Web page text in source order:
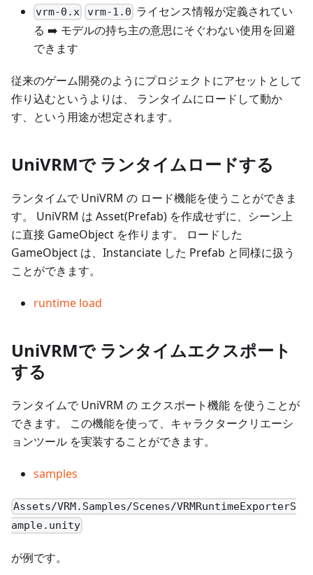
vrm-0.x vrm-1.0 ライセンス情報が定義されてい
る ➡️ モデルの持ち主の意思にそぐわない使用を回避
できます
従来のゲーム開発のようにプロジェクトにアセットとして
作り込むというよりは、 ランタイムにロードして動か
す、という用途が想定されます。
UniVRMで ランタイムロードする
ランタイムで UniVRM の ロード機能を使うことができま
す。 UniVRM は Asset(Prefab) を作成せずに、シーン上
に直接 GameObject を作ります。 ロードした
GameObject は、Instanciate した Prefab と同様に扱う
ことができます。
runtime load
UniVRMで ランタイムエクスポート
する
ランタイムで UniVRM の エクスポート機能 を使うことが
できます。 この機能を使って、キャラクタークリエーシ
ョンツール を実装することができます。
samples
Assets/VRM.Samples/Scenes/VRMRuntimeExporterS
ample.unity
が例です。